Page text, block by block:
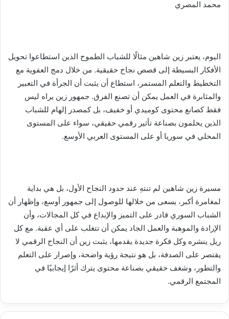
محمد المصري
اليوم، يعتبر زين شاهين مثالًا للشباب الطموح الذين استطاعوا تحويل
الأفكار البسيطة إلى قصص نجاح حقيقية. من خلال دمج العفوية مع
التخطيط والتعلم المستمر، استطاع أن يثبت أن الجرأة في التعبير
والمثابرة في العمل يمكن أن تصنع الفرق. جمهور زين يراه ليس
فقط كصانع محتوى كوميدي أو خفيف، بل كمصدر إلهام للشباب
الذين يحلمون بصناعة تأثير رقمي حقيقي، سواء على المستوى
المحلي في سوريا أو على المستوى العربي الأوسع.
مسيرة زين شاهين لم تنتهِ عند حدود النجاح الأول، بل هي بداية
لمغامرة أكبر، يسعى من خلالها للوصول إلى جمهور أوسع، وإظهار أن
الشباب السوري قادر على التميز والإبداع في كل المجالات، وأن
الإرادة والموهبة والعمل الجاد يمكن أن تتغلب على أي عقبة. مع كل
ريل ينشره وكل فكرة جديدة يقدمها، يثبت زين أن النجاح الرقمي لا
يقتصر على الصدفة، بل هو نتيجة رؤية واضحة، وإصرار على التعلم
والتطور، وشغف حقيقي بصناعة محتوى يترك أثرًا إيجابيًا في
المجتمع الرقمي.